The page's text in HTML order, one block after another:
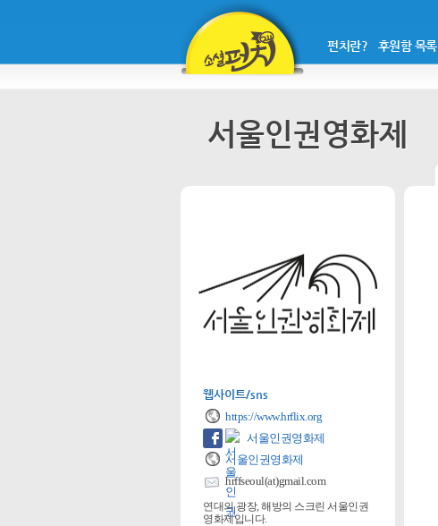
펀치란? 후원함 목록
서울인권영화제
웹사이트/sns
https://www.hrflix.org
서울인권영화제
서울인권영화제
hrffseoul(at)gmail.com
연대의 광장, 해방의 스크린 서울인권
영화제입니다.